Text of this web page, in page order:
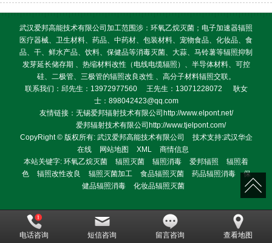
武汉爱邦高能技术有限公司加工范围涉：环氧乙烷灭菌；电子加速器辐照
医疗器械、卫生材料、药品、中药材、包装材料、宠物食品、化妆品、食
品、干、鲜水产品、饮料、保健品等消毒灭菌、大蒜、马铃薯等辐照抑制
发芽延长储存期 、热缩材料改性（电线电缆辐照）、半导体材料、可控
硅、二极管、三极管的辐照改良改性 、高分子材料辐照交联。
联系我们：邱先生：13972977560 王先生：13071228072 耿女
士：898042423@qq.com
友情链接：无锡爱邦辐射技术有限公司http://www.elpont.net/
爱邦辐射技术有限公司http://www.tjelpont.com/
CopyRight © 版权所有: 武汉爱邦高能技术有限公司 技术支持:武汉华企
在线
网站地图 XML
商情信息
本站关键字: 环氧乙烷灭菌 辐照灭菌 辐照消毒 爱邦辐照
辐照着
色
辐照改性改良 辐照灭菌加工 食品辐照灭菌 药品辐照消毒
保
健品辐照消毒
化妆品辐照灭菌
电话咨询 短信咨询 留言咨询 查看地图